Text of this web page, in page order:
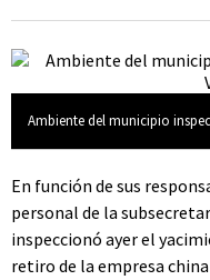
Ambiente del municipio
En función de sus
personal de la
inspeccionó ayer el
retiro de la empresa